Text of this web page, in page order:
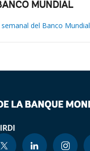
MUNDIAL
del Banco Mundial